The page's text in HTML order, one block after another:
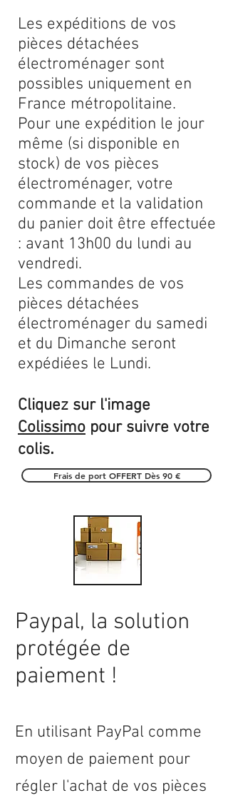
Les expéditions de vos
pièces détachées
électroménager sont
possibles uniquement en
France métropolitaine.
Pour une expédition le jour
même (si disponible en
stock) de vos pièces
électroménager, votre
commande et la validation
du panier doit être effectuée
: avant 13h00 du lundi au
vendredi.
Les commandes de vos
pièces détachées
électroménager du samedi
et du Dimanche seront
expédiées le Lundi.
Cliquez sur l'image
Colissimo pour suivre votre
colis.
Frais de port OFFERT Dès 90 €
Paypal, la solution
protégée de
paiement !
En utilisant PayPal comme
moyen de paiement pour
régler l'achat de vos pièces